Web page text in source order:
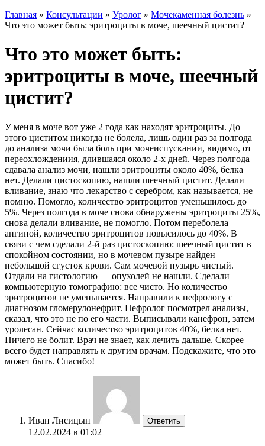
Главная » Консультации » Уролог » Мочекаменная болезнь »
Что это может быть: эритроциты в моче, шеечный цистит?
Что это может быть:
эритроциты в моче, шеечный
цистит?
У меня в моче вот уже 2 года как находят эритроциты. До
этого циститом никогда не болела, лишь один раз за полгода
до анализа мочи была боль при мочеиспускании, видимо, от
переохлождениия, длившаяся около 2-х дней. Через полгода
сдавала анализ мочи, нашли эритроциты около 40%, белка
нет. Делали цистоскопию, нашли шеечный цистит. Делали
вливание, знаю что лекарство с серебром, как называется, не
помню. Помогло, количество эритроцитов уменьшилось до
5%. Через полгода в моче снова обнаружены эритроциты 25%,
снова делали вливание, не помогло. Потом переболела
ангиной, количество эритроцитов повысилось до 40%. В
связи с чем сделали 2-й раз цистоскопию: шеечный цистит в
спокойном состоянии, но в мочевом пузыре найден
небольшой сгусток крови. Сам мочевой пузырь чистый.
Отдали на гистологию — опухолей не нашли. Сделали
компьютерную томографию: все чисто. Но количество
эритроцитов не уменьшается. Направили к нефрологу с
диагнозом гломерулонефрит. Нефролог посмотрел анализы,
сказал, что это не по его части. Выписывали канефрон, затем
уролесан. Сейчас количество эритроцитов 40%, белка нет.
Ничего не болит. Врач не знает, как лечить дальше. Скорее
всего будет направлять к другим врачам. Подскажите, что это
может быть. Спасибо!
Иван Лисицын Ответить
12.02.2024 в 01:02